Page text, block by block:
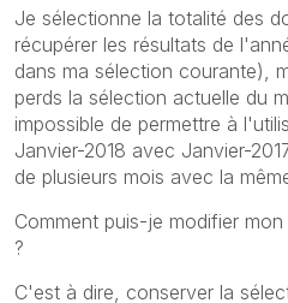
Je sélectionne la totalité des
récupérer les résultats de
dans ma sélection courante),
perds la sélection actuelle du
impossible de permettre à
Janvier-2018 avec Janvier-
de plusieurs mois avec la
Comment puis-je modifier
?
C'est à dire, conserver la